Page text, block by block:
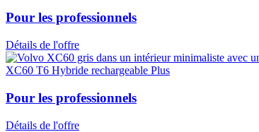
Pour les professionnels
Détails de l'offre
XC60 T6 Hybride rechargeable Plus
Pour les professionnels
Détails de l'offre